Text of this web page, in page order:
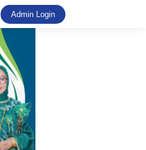
Admin Login